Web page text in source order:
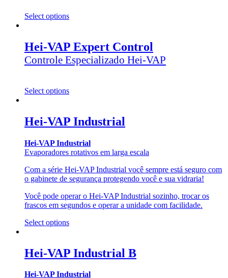
Select options
Hei-VAP Expert Control
Controle Especializado Hei-VAP
Select options
Hei-VAP Industrial
Hei-VAP Industrial
Evaporadores rotativos em larga escala
Com a série Hei-VAP Industrial você sempre está seguro com
o gabinete de segurança protegendo você e sua vidraria!
Você pode operar o Hei-VAP Industrial sozinho, trocar os
frascos em segundos e operar a unidade com facilidade.
Select options
Hei-VAP Industrial B
Hei-VAP Industrial